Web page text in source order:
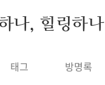
나, 힐링하나
태그 방명록